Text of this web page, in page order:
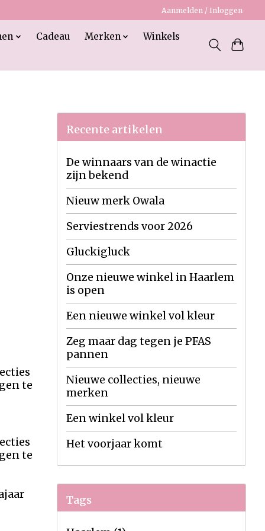
Aanmelden / Inloggen
Cadeau Merken
Winkels
te
te
Recente artikelen
De winnaars van de winactie
zijn bekend
Nieuw merk Owala
Serviestrends voor 2026
Gluckigluck
Onze nieuwe winkel in Haarlem
is open
Een nieuwe winkel vol kleur
Zeg maar dag tegen je PFAS
pannen
Nieuwe collecties, nieuwe
merken
Een winkel vol kleur
Het voorjaar komt
Tags